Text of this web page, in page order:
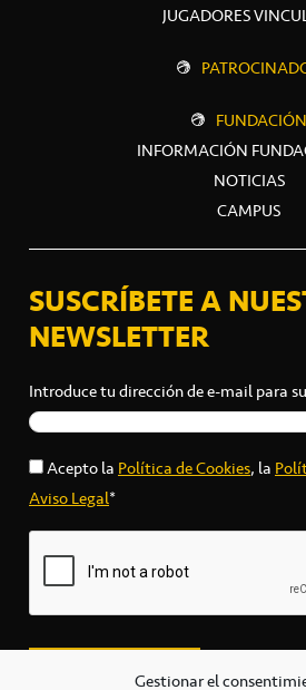
Gestionar el
JUGADORES
FUNDACIÓN
INFORMACIÓN
NOTICIAS
CAMPUS
SUSCRÍBETE A
NEWSLETTER
Introduce tu dirección de e-mail para
Acepto la Política de Cookies, la
Aviso Legal*